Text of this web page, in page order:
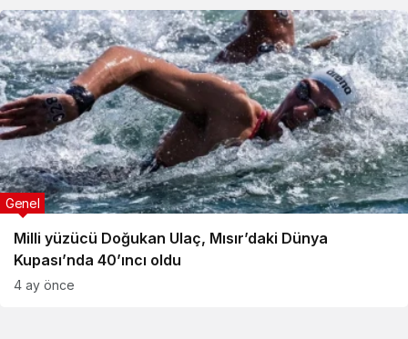
Milli yüzücü Doğukan Ulaç, Mısır’daki Dünya
Kupası’nda 40’ıncı oldu
Genel
4 ay önce